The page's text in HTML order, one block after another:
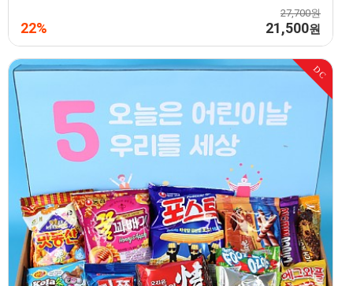
27,700원
22% 21,500원
DC